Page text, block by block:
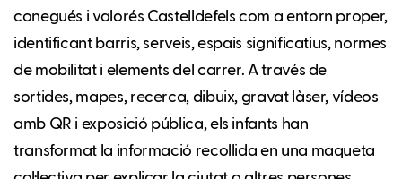
conegués i valorés Castelldefels com a entorn proper,
identificant barris, serveis, espais significatius, normes
de mobilitat i elements del carrer. A través de
sortides, mapes, recerca, dibuix, gravat làser, vídeos
amb QR i exposició pública, els infants han
transformat la informació recollida en una maqueta